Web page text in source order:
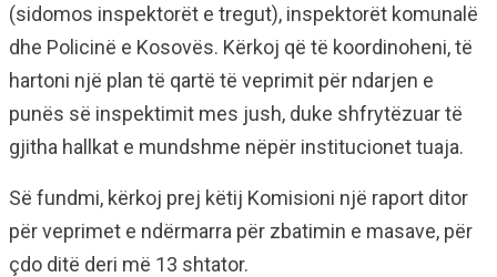
(sidomos inspektorët e tregut), inspektorët komunalë
dhe Policinë e Kosovës. Kërkoj që të koordinoheni, të
hartoni një plan të qartë të veprimit për ndarjen e
punës së inspektimit mes jush, duke shfrytëzuar të
gjitha hallkat e mundshme nëpër institucionet tuaja.
Së fundmi, kërkoj prej këtij Komisioni një raport ditor
për veprimet e ndërmarra për zbatimin e masave, për
çdo ditë deri më 13 shtator.